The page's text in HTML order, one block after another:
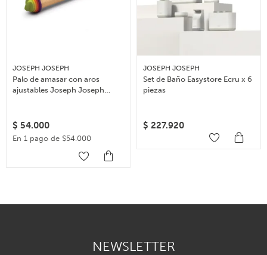
JOSEPH JOSEPH
Palo de amasar con aros
ajustables Joseph Joseph
$ 54.000
En 1 pago de $54.000
JOSEPH JOSEPH
Set de Baño Easystore Ecru x 6
piezas
$ 227.920
NEWSLETTER